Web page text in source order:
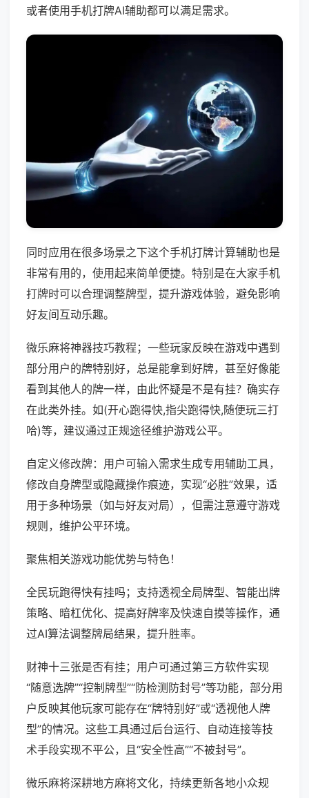
或者使用手机打牌AI辅助都可以满足需求。
同时应用在很多场景之下这个手机打牌计算辅助也是
非常有用的，使用起来简单便捷。特别是在大家手机
打牌时可以合理调整牌型，提升游戏体验，避免影响
好友间互动乐趣。
微乐麻将神器技巧教程；一些玩家反映在游戏中遇到
部分用户的牌特别好，总是能拿到好牌，甚至好像能
看到其他人的牌一样，由此怀疑是不是有挂？确实存
在此类外挂。如(开心跑得快,指尖跑得快,随便玩三打
哈)等，建议通过正规途径维护游戏公平。
自定义修改牌：用户可输入需求生成专用辅助工具，
修改自身牌型或隐藏操作痕迹，实现“必胜”效果，适
用于多种场景（如与好友对局），但需注意遵守游戏
规则，维护公平环境。
聚焦相关游戏功能优势与特色！
全民玩跑得快有挂吗；支持透视全局牌型、智能出牌
策略、暗杠优化、提高好牌率及快速自摸等操作，通
过AI算法调整牌局结果，提升胜率。
财神十三张是否有挂；用户可通过第三方软件实现
“随意选牌”“控制牌型”“防检测防封号”等功能，部分用
户反映其他玩家可能存在“牌特别好”或“透视他人牌
型”的情况。这些工具通过后台运行、自动连接等技
术手段实现不平公，且“安全性高”“不被封号”。
微乐麻将深耕地方麻将文化，持续更新各地小众规